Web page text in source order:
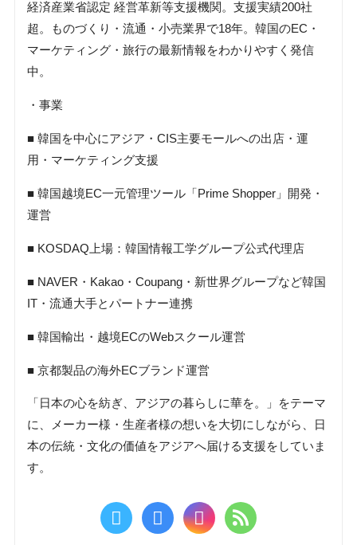
経済産業省認定 経営革新等支援機関。支援実績200社
超。ものづくり・流通・小売業界で18年。韓国のEC・
マーケティング・旅行の最新情報をわかりやすく発信
中。
・事業
■ 韓国を中心にアジア・CIS主要モールへの出店・運
用・マーケティング支援
■ 韓国越境EC一元管理ツール「Prime Shopper」開発・
運営
■ KOSDAQ上場：韓国情報工学グループ公式代理店
■ NAVER・Kakao・Coupang・新世界グループなど韓国
IT・流通大手とパートナー連携
■ 韓国輸出・越境ECのWebスクール運営
■ 京都製品の海外ECブランド運営
「日本の心を紡ぎ、アジアの暮らしに華を。」をテーマ
に、メーカー様・生産者様の想いを大切にしながら、日
本の伝統・文化の価値をアジアへ届ける支援をしていま
す。